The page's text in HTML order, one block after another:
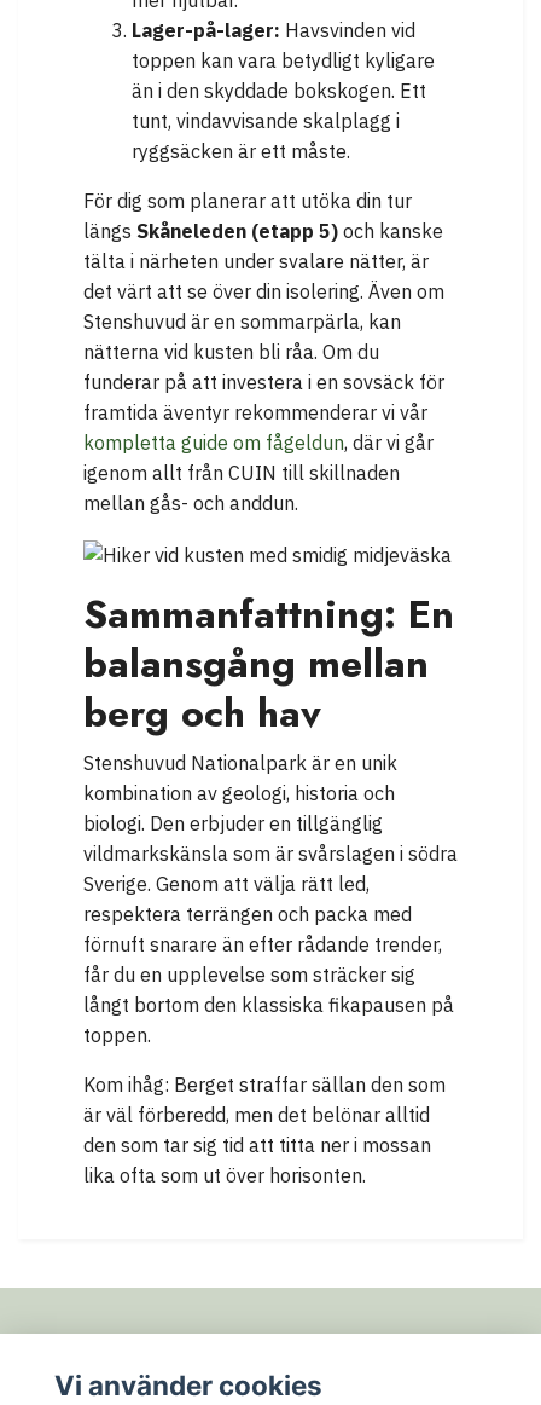
Lager-på-lager: Havsvinden vid
toppen kan vara betydligt kyligare
än i den skyddade bokskogen. Ett
tunt, vindavvisande skalplagg i
ryggsäcken är ett måste.
För dig som planerar att utöka din tur
längs Skåneleden (etapp 5) och kanske
tälta i närheten under svalare nätter, är
det värt att se över din isolering. Även om
Stenshuvud är en sommarpärla, kan
nätterna vid kusten bli råa. Om du
funderar på att investera i en sovsäck för
framtida äventyr rekommenderar vi vår
kompletta guide om fågeldun, där vi går
igenom allt från CUIN till skillnaden
mellan gås- och anddun.
Sammanfattning: En
balansgång mellan
berg och hav
Stenshuvud Nationalpark är en unik
kombination av geologi, historia och
biologi. Den erbjuder en tillgänglig
vildmarkskänsla som är svårslagen i södra
Sverige. Genom att välja rätt led,
respektera terrängen och packa med
förnuft snarare än efter rådande trender,
får du en upplevelse som sträcker sig
långt bortom den klassiska fikapausen på
toppen.
Kom ihåg: Berget straffar sällan den som
är väl förberedd, men det belönar alltid
den som tar sig tid att titta ner i mossan
lika ofta som ut över horisonten.
Fotmeny
Vi använder cookies